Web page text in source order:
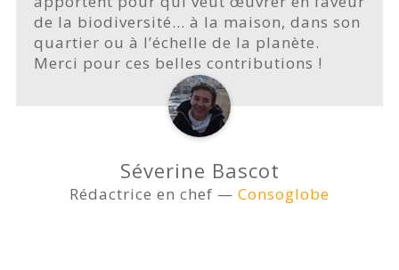
de la biodiversité… à la maison, dans son
quartier ou à l’échelle de la planète.
Merci pour ces belles contributions !
Séverine Bascot
Rédactrice en chef — Consoglobe